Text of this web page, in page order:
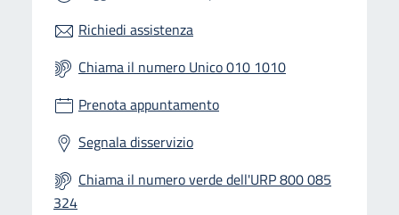
Richiedi assistenza
Chiama il numero Unico 010 1010
Prenota appuntamento
Segnala disservizio
Chiama il numero verde dell'URP 800 085
324